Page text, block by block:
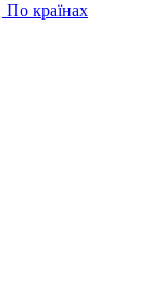
По країнах